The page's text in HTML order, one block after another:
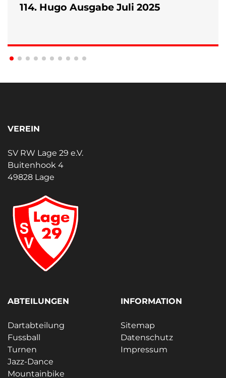
114. Hugo Ausgabe Juli 2025
VEREIN
SV RW Lage 29 e.V.
Buitenhook 4
49828 Lage
ABTEILUNGEN
Dartabteilung
Fussball
Turnen
Jazz-Dance
Mountainbike
INFORMATION
Sitemap
Datenschutz
Impressum